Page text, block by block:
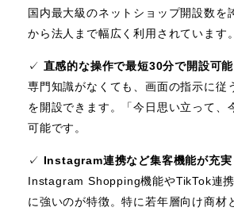
国内最大級のネットショップ開設数を
から法人まで幅広く利用されています。
✓ 直感的な操作で最短30分で開設可能
専門知識がなくても、画面の指示に従
を開設できます。「今日思い立って、
可能です。
✓ Instagram連携など集客機能が充実
Instagram Shopping機能やTikTok連
に強いのが特徴。特に若年層向け商材